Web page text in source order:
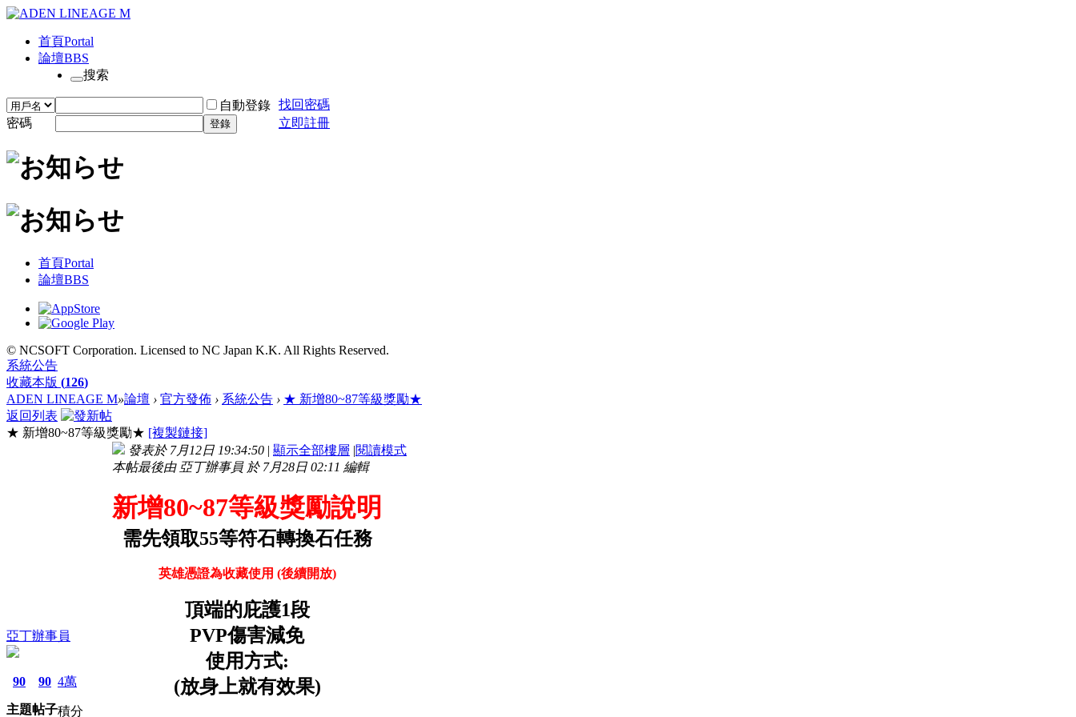
首頁Portal
論壇BBS
搜索
自動登錄 找回密碼
密碼
登錄 立即註冊
首頁Portal
論壇BBS
© NCSOFT Corporation. Licensed to NC Japan K.K. All Rights Reserved.
系統公告
收藏本版 (126)
ADEN LINEAGE M»論壇 › 官方發佈 › 系統公告 › ★ 新增80~87等級獎勵★
返回列表
★ 新增80~87等級獎勵★ [複製鏈接]
亞丁辦事員
90
主題
90
帖子
4萬
積分
發表於 7月12日 19:34:50 | 顯示全部樓層 |閱讀模式
本帖最後由 亞丁辦事員 於 7月28日 02:11 編輯
新增80~87等級獎勵說明
需先領取55等符石轉換石任務
英雄憑證為收藏使用 (後續開放)
頂端的庇護1段
PVP傷害減免
使用方式:
(放身上就有效果)